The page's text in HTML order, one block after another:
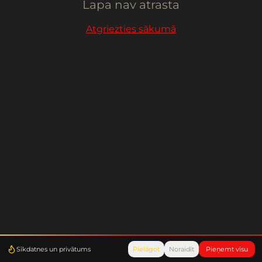
Sīkdatnes un privātums Pielāgot Noraidīt Pieņemt visu
Lapa nav atrasta
Atgriezties sākumā